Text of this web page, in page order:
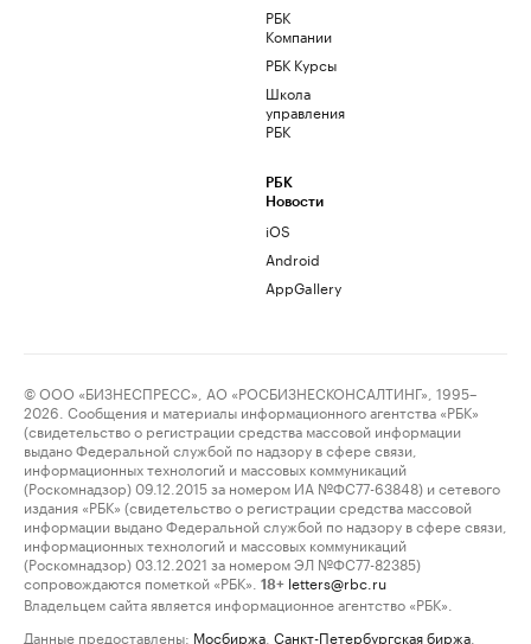
РБК
Компании
РБК Курсы
Школа
управления
РБК
РБК
Новости
iOS
Android
AppGallery
© ООО «БИЗНЕСПРЕСС», АО «РОСБИЗНЕСКОНСАЛТИНГ», 1995–
2026. Сообщения и материалы информационного агентства «РБК»
(свидетельство о регистрации средства массовой информации
выдано Федеральной службой по надзору в сфере связи,
информационных технологий и массовых коммуникаций
(Роскомнадзор) 09.12.2015 за номером ИА №ФС77-63848) и сетевого
издания «РБК» (свидетельство о регистрации средства массовой
информации выдано Федеральной службой по надзору в сфере связи,
информационных технологий и массовых коммуникаций
(Роскомнадзор) 03.12.2021 за номером ЭЛ №ФС77-82385)
сопровождаются пометкой «РБК».
18+ letters@rbc.ru
Владельцем сайта является информационное агентство «РБК».
Данные предоставлены: Мосбиржа Санкт-Петербургская биржа